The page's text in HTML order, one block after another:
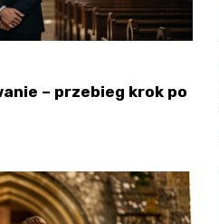
– przebieg krok po